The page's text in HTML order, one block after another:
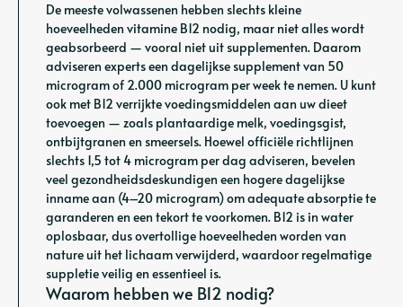
De meeste volwassenen hebben slechts kleine
hoeveelheden vitamine B12 nodig, maar niet alles wordt
geabsorbeerd — vooral niet uit supplementen. Daarom
adviseren experts een dagelijkse supplement van 50
microgram of 2.000 microgram per week te nemen. U kunt
ook met B12 verrijkte voedingsmiddelen aan uw dieet
toevoegen — zoals plantaardige melk, voedingsgist,
ontbijtgranen en smeersels. Hoewel officiële richtlijnen
slechts 1,5 tot 4 microgram per dag adviseren, bevelen
veel gezondheidsdeskundigen een hogere dagelijkse
inname aan (4–20 microgram) om adequate absorptie te
garanderen en een tekort te voorkomen. B12 is in water
oplosbaar, dus overtollige hoeveelheden worden van
nature uit het lichaam verwijderd, waardoor regelmatige
suppletie veilig en essentieel is.
Waarom hebben we B12 nodig?